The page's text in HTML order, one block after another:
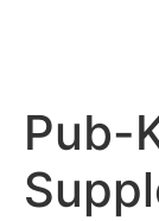
Pub-